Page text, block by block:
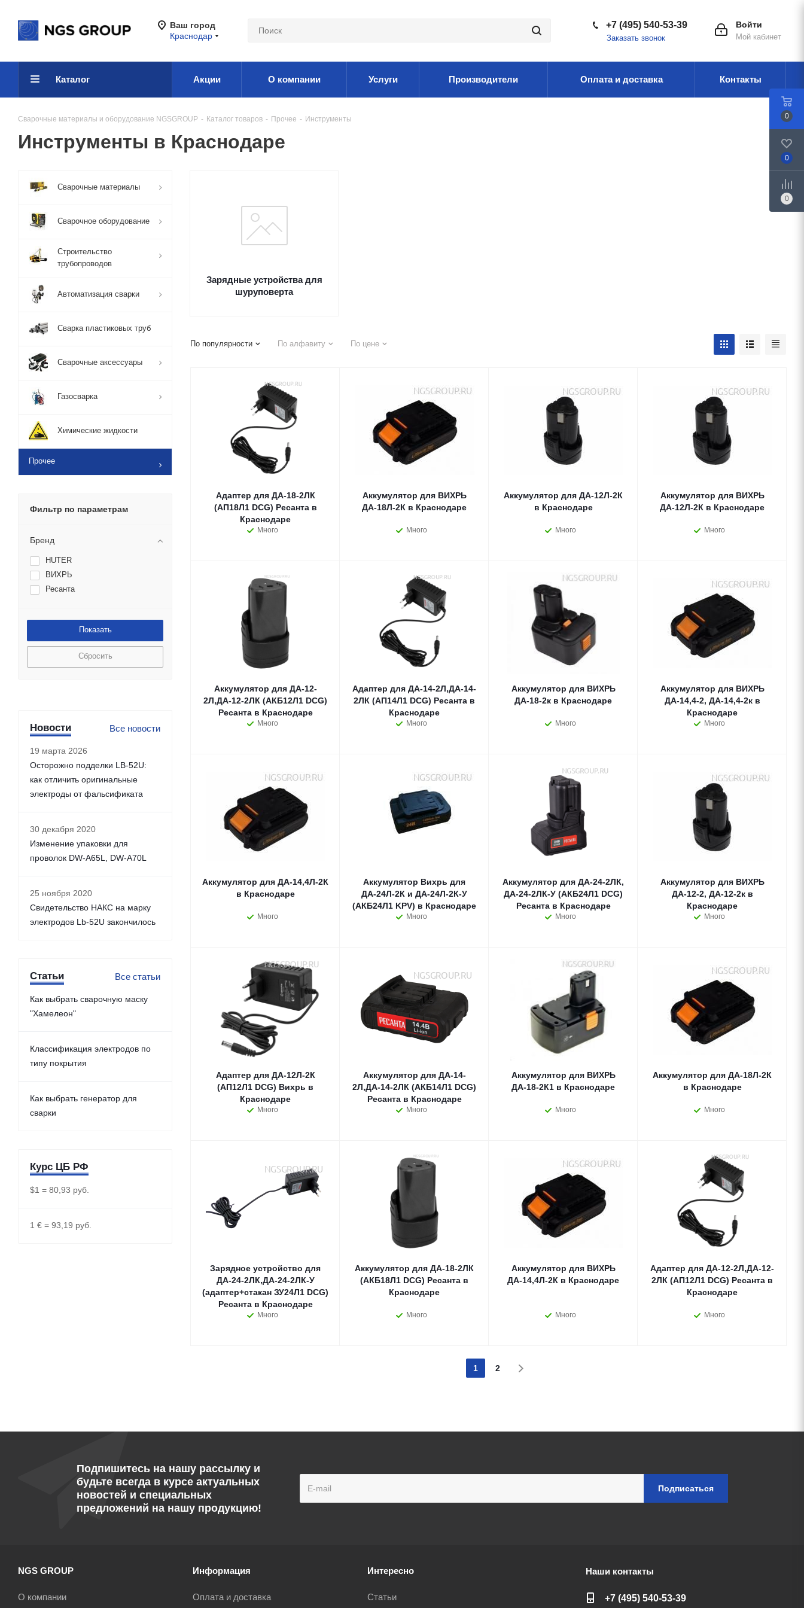
Ваш город
Краснодар
Войти
Мой кабинет
+7 (495) 540-53-39
Заказать звонок
Каталог Акции О компании Услуги Производители Оплата и доставка Контакты
Сварочные материалы и оборудование NGSGROUP - Каталог товаров - Прочее - Инструменты
Инструменты в Краснодаре
Зарядные устройства для
шуруповерта
По популярности По алфавиту По цене
Адаптер для ДА-18-2ЛК
(АП18Л1 DCG) Ресанта в
Краснодаре
Много
Аккумулятор для ВИХРЬ
ДА-18Л-2К в Краснодаре
Много
Аккумулятор для ДА-12Л-2К
в Краснодаре
Много
Аккумулятор для ВИХРЬ
ДА-12Л-2К в Краснодаре
Много
Аккумулятор для ДА-12-
2Л,ДА-12-2ЛК (АКБ12Л1 DCG)
Ресанта в Краснодаре
Много
Адаптер для ДА-14-2Л,ДА-14-
2ЛК (АП14Л1 DCG) Ресанта в
Краснодаре
Много
Аккумулятор для ВИХРЬ
ДА-18-2к в Краснодаре
Много
Аккумулятор для ВИХРЬ
ДА-14,4-2, ДА-14,4-2к в
Краснодаре
Много
Аккумулятор для ДА-14,4Л-2К
в Краснодаре
Много
Аккумулятор Вихрь для
ДА-24Л-2К и ДА-24Л-2К-У
(АКБ24Л1 KPV) в Краснодаре
Много
Аккумулятор для ДА-24-2ЛК,
ДА-24-2ЛК-У (АКБ24Л1 DCG)
Ресанта в Краснодаре
Много
Аккумулятор для ВИХРЬ
ДА-12-2, ДА-12-2к в
Краснодаре
Много
Адаптер для ДА-12Л-2К
(АП12Л1 DCG) Вихрь в
Краснодаре
Много
Аккумулятор для ДА-14-
2Л,ДА-14-2ЛК (АКБ14Л1 DCG)
Ресанта в Краснодаре
Много
Аккумулятор для ВИХРЬ
ДА-18-2К1 в Краснодаре
Много
Аккумулятор для ДА-18Л-2К
в Краснодаре
Много
Зарядное устройство для
ДА-24-2ЛК,ДА-24-2ЛК-У
(адаптер+стакан ЗУ24Л1 DCG)
Ресанта в Краснодаре
Много
Аккумулятор для ДА-18-2ЛК
(АКБ18Л1 DCG) Ресанта в
Краснодаре
Много
Аккумулятор для ВИХРЬ
ДА-14,4Л-2К в Краснодаре
Много
Адаптер для ДА-12-2Л,ДА-12-
2ЛК (АП12Л1 DCG) Ресанта в
Краснодаре
Много
1 2
Сварочные материалы
Сварочное оборудование
Строительство
трубопроводов
Автоматизация сварки
Сварка пластиковых труб
Сварочные аксессуары
Газосварка
Химические жидкости
Прочее
Фильтр по параметрам
Бренд
HUTER
ВИХРЬ
Ресанта
Сбросить
Новости Все новости
19 марта 2026
Осторожно подделки LB-52U:
как отличить оригинальные
электроды от фальсификата
30 декабря 2020
Изменение упаковки для
проволок DW-A65L, DW-A70L
25 ноября 2020
Свидетельство НАКС на марку
электродов Lb-52U закончилось
Статьи Все статьи
Как выбрать сварочную маску
"Хамелеон"
Классификация электродов по
типу покрытия
Как выбрать генератор для
сварки
Курс ЦБ РФ
$1 = 80,93 руб.
1 € = 93,19 руб.
Подпишитесь на нашу рассылку и
будьте всегда в курсе актуальных
новостей и специальных
предложений на нашу продукцию!
NGS GROUP
О компании
Информация
Оплата и доставка
Интересно
Статьи
Наши контакты
+7 (495) 540-53-39
0
0
0